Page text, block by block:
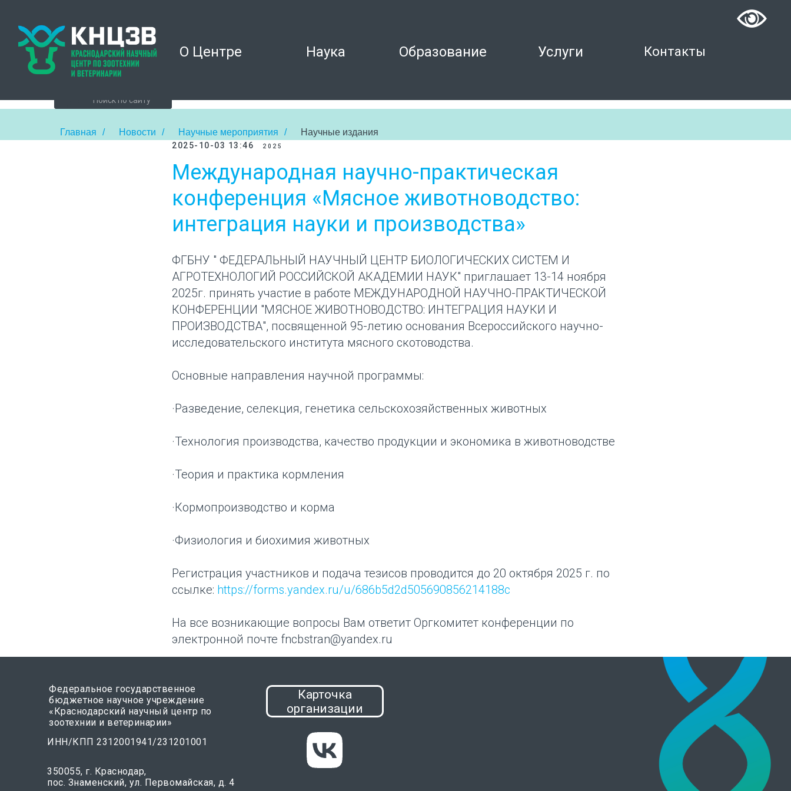
Контакты
Услуги
Образование
Наука
О Центре Контакты
Главная / Новости / Научные мероприятия / Научные издания
2025-10-03 13:46 2025
Международная научно-практическая
конференция «Мясное животноводство:
интеграция науки и производства»
ФГБНУ " ФЕДЕРАЛЬНЫЙ НАУЧНЫЙ ЦЕНТР БИОЛОГИЧЕСКИХ СИСТЕМ И
АГРОТЕХНОЛОГИЙ РОССИЙСКОЙ АКАДЕМИИ НАУК" приглашает 13-14 ноября
2025г. принять участие в работе МЕЖДУНАРОДНОЙ НАУЧНО-ПРАКТИЧЕСКОЙ
КОНФЕРЕНЦИИ "МЯСНОЕ ЖИВОТНОВОДСТВО: ИНТЕГРАЦИЯ НАУКИ И
ПРОИЗВОДСТВА", посвященной 95-летию основания Всероссийского научно-
исследовательского института мясного скотоводства.
Основные направления научной программы:
·Разведение, селекция, генетика сельскохозяйственных животных
·Технология производства, качество продукции и экономика в животноводстве
·Теория и практика кормления
·Кормопроизводство и корма
·Физиология и биохимия животных
Регистрация участников и подача тезисов проводится до 20 октября 2025 г. по
ссылке: https://forms.yandex.ru/u/686b5d2d505690856214188c
На все возникающие вопросы Вам ответит Оргкомитет конференции по
электронной почте fncbstran@yandex.ru
ИНН/КПП 2312001941/231201001
350055, г. Краснодар,
пос. Знаменский, ул. Первомайская, д. 4
Федеральное государственное
бюджетное научное учреждение
«Краснодарский научный центр по
зоотехнии и ветеринарии»
Карточка
организации